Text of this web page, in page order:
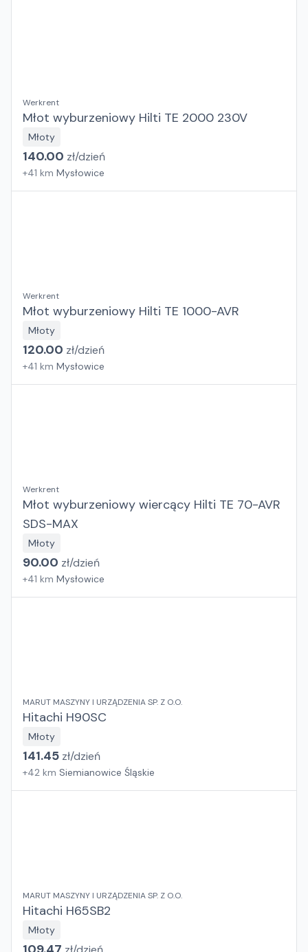
Werkrent
Młot wyburzeniowy Hilti TE 2000 230V
Młoty
140.00 zł/dzień
+41 km Mysłowice
Werkrent
Młot wyburzeniowy Hilti TE 1000-AVR
Młoty
120.00 zł/dzień
+41 km Mysłowice
Werkrent
Młot wyburzeniowy wiercący Hilti TE 70-AVR
SDS-MAX
Młoty
90.00 zł/dzień
+41 km Mysłowice
MARUT MASZYNY I URZĄDZENIA SP. Z O.O.
Hitachi H90SC
Młoty
141.45 zł/dzień
+42 km Siemianowice Śląskie
MARUT MASZYNY I URZĄDZENIA SP. Z O.O.
Hitachi H65SB2
Młoty